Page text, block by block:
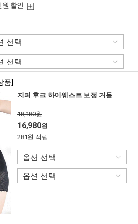
원 할인
품]
지퍼 후크 하이웨스트 보정 거들
18,180원
16,980원
281원 적립